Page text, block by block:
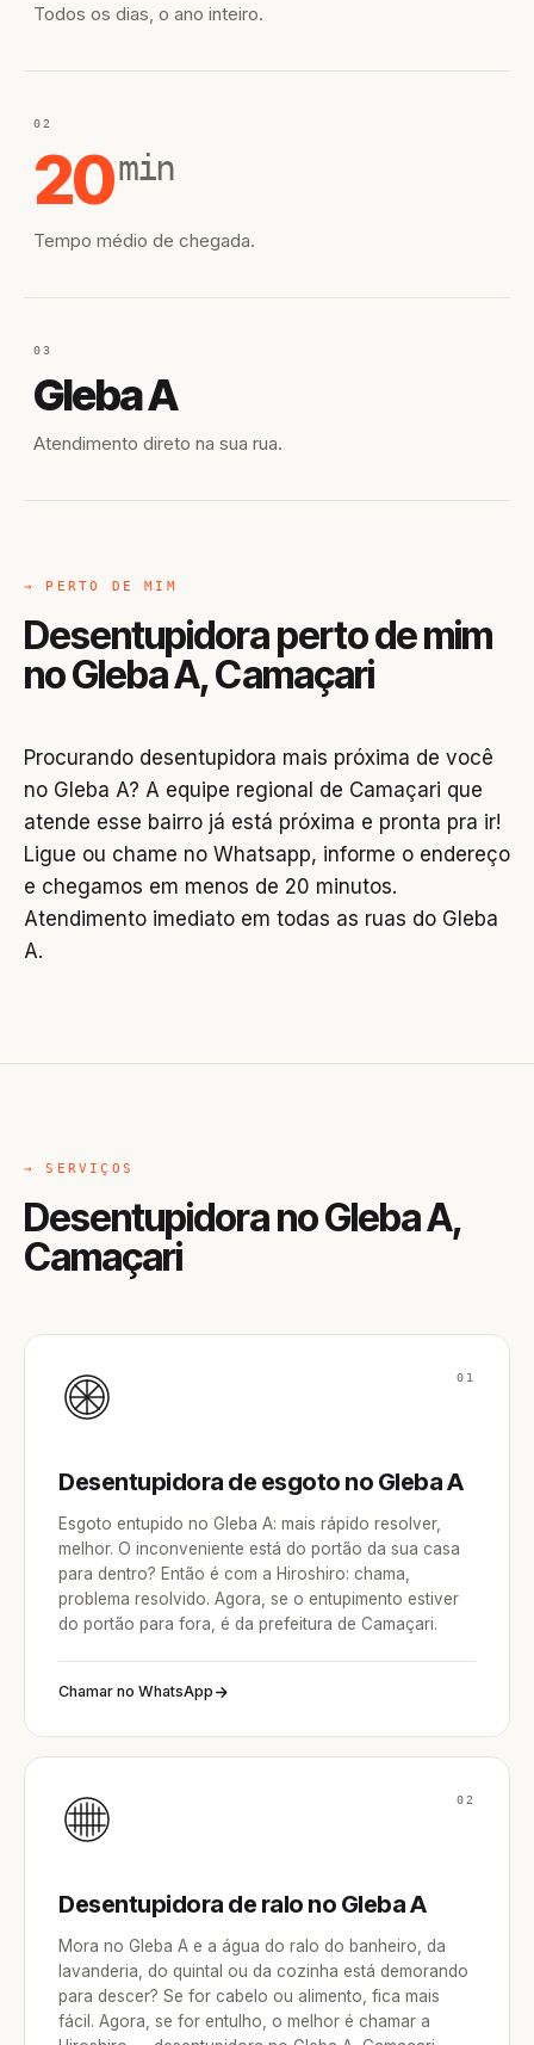
Todos os dias, o ano inteiro.
02
20min
Tempo médio de chegada.
03
Gleba A
Atendimento direto na sua rua.
→ PERTO DE MIM
Desentupidora perto de mim
no Gleba A, Camaçari
Procurando desentupidora mais próxima de você
no Gleba A? A equipe regional de Camaçari que
atende esse bairro já está próxima e pronta pra ir!
Ligue ou chame no Whatsapp, informe o endereço
e chegamos em menos de 20 minutos.
Atendimento imediato em todas as ruas do Gleba
A.
→ SERVIÇOS
Desentupidora no Gleba A,
Camaçari
01
Desentupidora de esgoto no Gleba A
Esgoto entupido no Gleba A: mais rápido resolver,
melhor. O inconveniente está do portão da sua casa
para dentro? Então é com a Hiroshiro: chama,
problema resolvido. Agora, se o entupimento estiver
do portão para fora, é da prefeitura de Camaçari.
Chamar no WhatsApp
02
Desentupidora de ralo no Gleba A
Mora no Gleba A e a água do ralo do banheiro, da
lavanderia, do quintal ou da cozinha está demorando
para descer? Se for cabelo ou alimento, fica mais
fácil. Agora, se for entulho, o melhor é chamar a